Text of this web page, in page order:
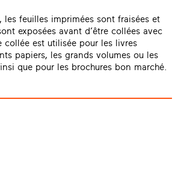
les feuilles imprimées sont fraisées et
exposées avant d’être collées avec
collée est utilisée pour les livres
papiers, les grands volumes ou les
que pour les brochures bon marché.